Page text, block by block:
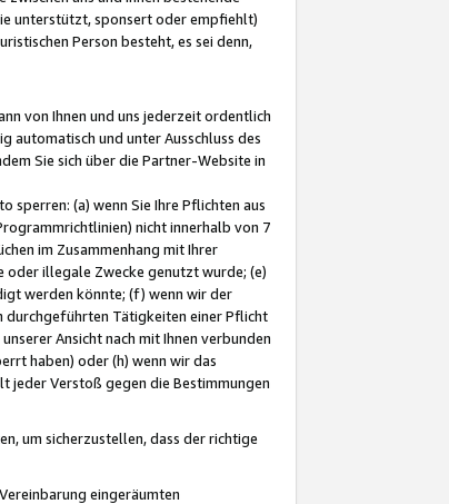
unterstützt, sponsert oder empfiehlt)
Person besteht, es sei denn,
von Ihnen und uns jederzeit ordentlich
automatisch und unter Ausschluss des
Sie sich über die Partner-Website in
sperren: (a) wenn Sie Ihre Pflichten aus
nicht innerhalb von 7
im Zusammenhang mit Ihrer
oder illegale Zwecke genutzt wurde; (e)
werden könnte; (f) wenn wir der
durchgeführten Tätigkeiten einer Pflicht
Ansicht nach mit Ihnen verbunden
haben) oder (h) wenn wir das
jeder Verstoß gegen die Bestimmungen
um sicherzustellen, dass der richtige
eingeräumten